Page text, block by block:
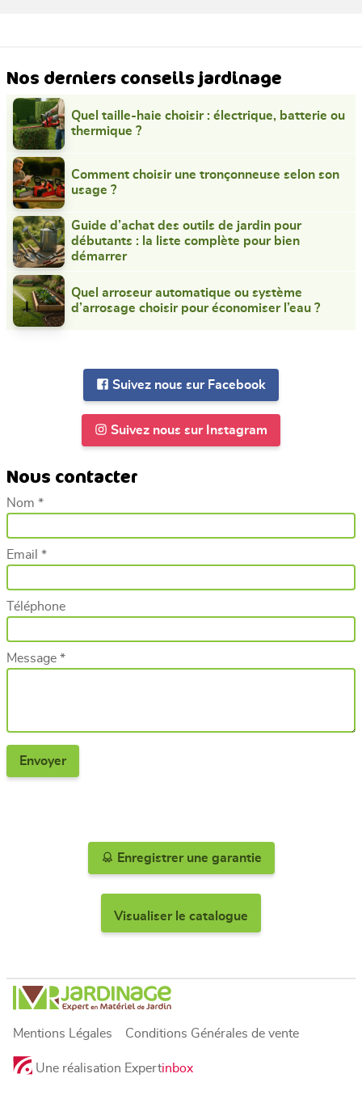
Nos derniers conseils jardinage
Quel taille-haie choisir : électrique, batterie ou
thermique ?
Comment choisir une tronçonneuse selon son
usage ?
Guide d’achat des outils de jardin pour
débutants : la liste complète pour bien
démarrer
Quel arroseur automatique ou système
d’arrosage choisir pour économiser l’eau ?
Suivez nous sur Facebook
Suivez nous sur Instagram
Nous contacter
Nom *
Email *
Téléphone
Message *
Enregistrer une garantie
Visualiser le catalogue
Mentions Légales Conditions Générales de vente
Une réalisation Expertinbox